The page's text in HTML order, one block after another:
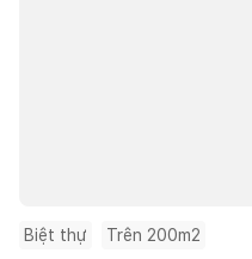
Biệt thự Trên 200m2